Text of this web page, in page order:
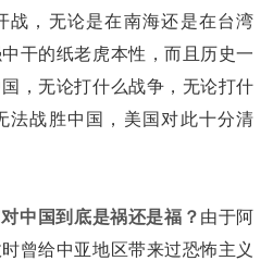
战，无论是在南海还是在台湾
干的纸老虎本性，而且历史一
，无论打什么战争，无论打什
法战胜中国，美国对此十分清
中国到底是祸还是福？ 由于阿
曾给中亚地区带来过恐怖主义